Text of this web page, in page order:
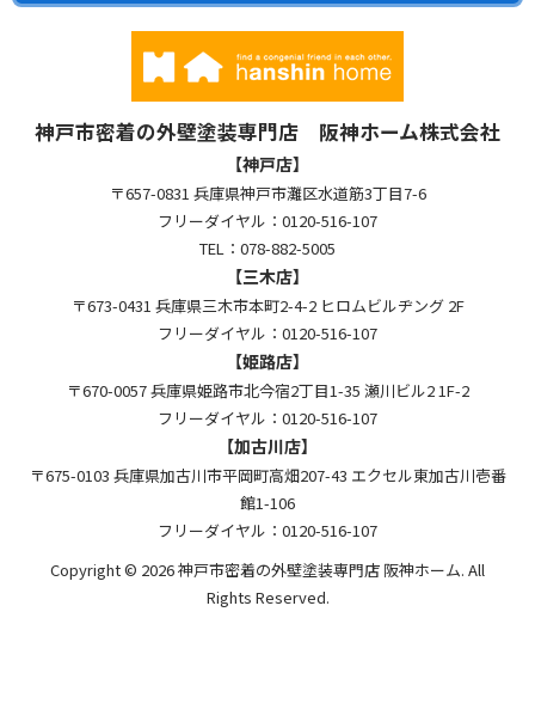
神戸市密着の外壁塗装専門店 阪神ホーム株式会社
【神戸店】
〒657-0831 兵庫県神戸市灘区水道筋3丁目7-6
フリーダイヤル：0120-516-107
TEL：078-882-5005
【三木店】
〒673-0431 兵庫県三木市本町2-4-2 ヒロムビルヂング 2F
フリーダイヤル：0120-516-107
【姫路店】
〒670-0057 兵庫県姫路市北今宿2丁目1-35 瀬川ビル2 1F-2
フリーダイヤル：0120-516-107
【加古川店】
〒675-0103 兵庫県加古川市平岡町高畑207-43 エクセル東加古川壱番
館1-106
フリーダイヤル：0120-516-107
Copyright © 2026 神戸市密着の外壁塗装専門店 阪神ホーム. All
Rights Reserved.